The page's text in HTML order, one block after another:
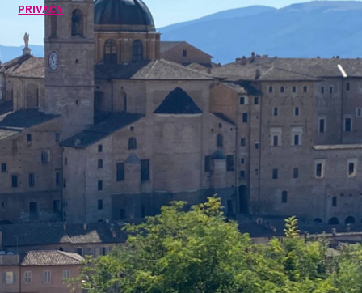
PRIVACY